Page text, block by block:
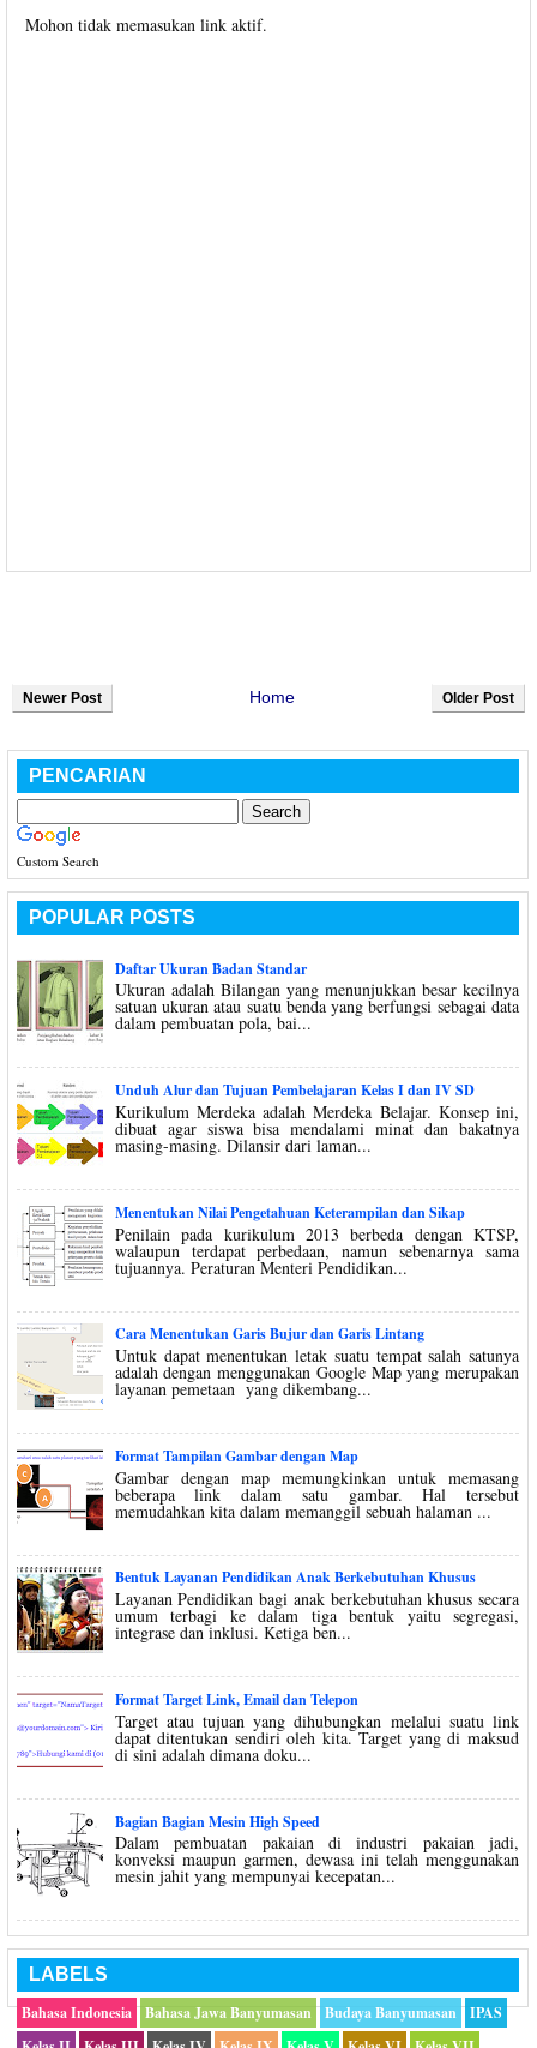
Mohon tidak memasukan link aktif.
Newer Post Older Post
Home
PENCARIAN
Custom Search
POPULAR POSTS
Daftar Ukuran Badan Standar
Ukuran adalah Bilangan yang menunjukkan besar kecilnya
satuan ukuran atau suatu benda yang berfungsi sebagai data
dalam pembuatan pola, bai...
Unduh Alur dan Tujuan Pembelajaran Kelas I dan IV SD
Kurikulum Merdeka adalah Merdeka Belajar. Konsep ini,
dibuat agar siswa bisa mendalami minat dan bakatnya
masing-masing. Dilansir dari laman...
Menentukan Nilai Pengetahuan Keterampilan dan Sikap
Penilain pada kurikulum 2013 berbeda dengan KTSP,
walaupun terdapat perbedaan, namun sebenarnya sama
tujuannya. Peraturan Menteri Pendidikan...
Cara Menentukan Garis Bujur dan Garis Lintang
Untuk dapat menentukan letak suatu tempat salah satunya
adalah dengan menggunakan Google Map yang merupakan
layanan pemetaan yang dikembang...
Format Tampilan Gambar dengan Map
Gambar dengan map memungkinkan untuk memasang
beberapa link dalam satu gambar. Hal tersebut
memudahkan kita dalam memanggil sebuah halaman ...
Bentuk Layanan Pendidikan Anak Berkebutuhan Khusus
Layanan Pendidikan bagi anak berkebutuhan khusus secara
umum terbagi ke dalam tiga bentuk yaitu segregasi,
integrase dan inklusi. Ketiga ben...
Format Target Link, Email dan Telepon
Target atau tujuan yang dihubungkan melalui suatu link
dapat ditentukan sendiri oleh kita. Target yang di maksud
di sini adalah dimana doku...
Bagian Bagian Mesin High Speed
Dalam pembuatan pakaian di industri pakaian jadi,
konveksi maupun garmen, dewasa ini telah menggunakan
mesin jahit yang mempunyai kecepatan...
LABELS
Bahasa Indonesia
Bahasa Jawa Banyumasan Budaya Banyumasan
IPAS